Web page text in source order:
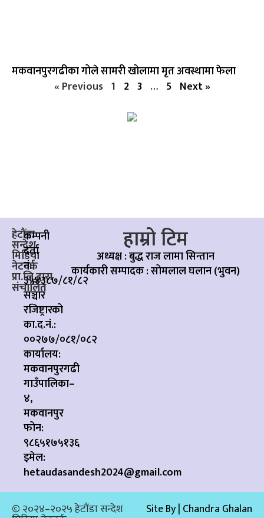
मकवानपुरगढीका गोले सामरी खोलामा मृत अवस्थामा फेला
« Previous 1 2 3 … 5 Next »
हेटौंडा
सन्देश
मिडिया
नेटवर्क
प्रा.लि.द्वारा
संचालित
कम्पनी
दर्ता
नं:
३५४३८७/८१/८२
सञ्चार
रजिष्ट्रारको
का.द.नं.:
००२७७/०८१/०८२
कार्यालय:
मकवानपुरगढी
गाउँपालिका–
४,
मकवानपुर
फोन:
९८६५१७५१३६
इमेल:
hetaudasandesh2024@gmail.com
हाम्रो टिम
अध्यक्ष : बुद्ध राज लामा सिन्तान
कार्यकारी सम्पादक :सोमलाल घलान (भुवन)
© २०२४–२०२५ हेटौंडा सन्देश Site By | Chandra Ghalan